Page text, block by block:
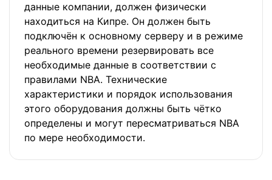
данные компании, должен физически
находиться на Кипре. Он должен быть
подключён к основному серверу и в режиме
реального времени резервировать все
необходимые данные в соответствии с
правилами NBA. Технические
характеристики и порядок использования
этого оборудования должны быть чётко
определены и могут пересматриваться NBA
по мере необходимости.